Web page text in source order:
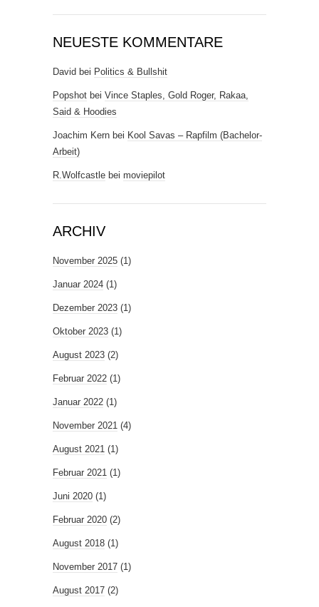
NEUESTE KOMMENTARE
David bei Politics & Bullshit
Popshot bei Vince Staples, Gold Roger, Rakaa,
Said & Hoodies
Joachim Kern bei Kool Savas – Rapfilm (Bachelor-
Arbeit)
R.Wolfcastle bei moviepilot
ARCHIV
November 2025 (1)
Januar 2024 (1)
Dezember 2023 (1)
Oktober 2023 (1)
August 2023 (2)
Februar 2022 (1)
Januar 2022 (1)
November 2021 (4)
August 2021 (1)
Februar 2021 (1)
Juni 2020 (1)
Februar 2020 (2)
August 2018 (1)
November 2017 (1)
August 2017 (2)